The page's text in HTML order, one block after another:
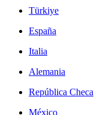
Türkiye
España
Italia
Alemania
República Checa
México